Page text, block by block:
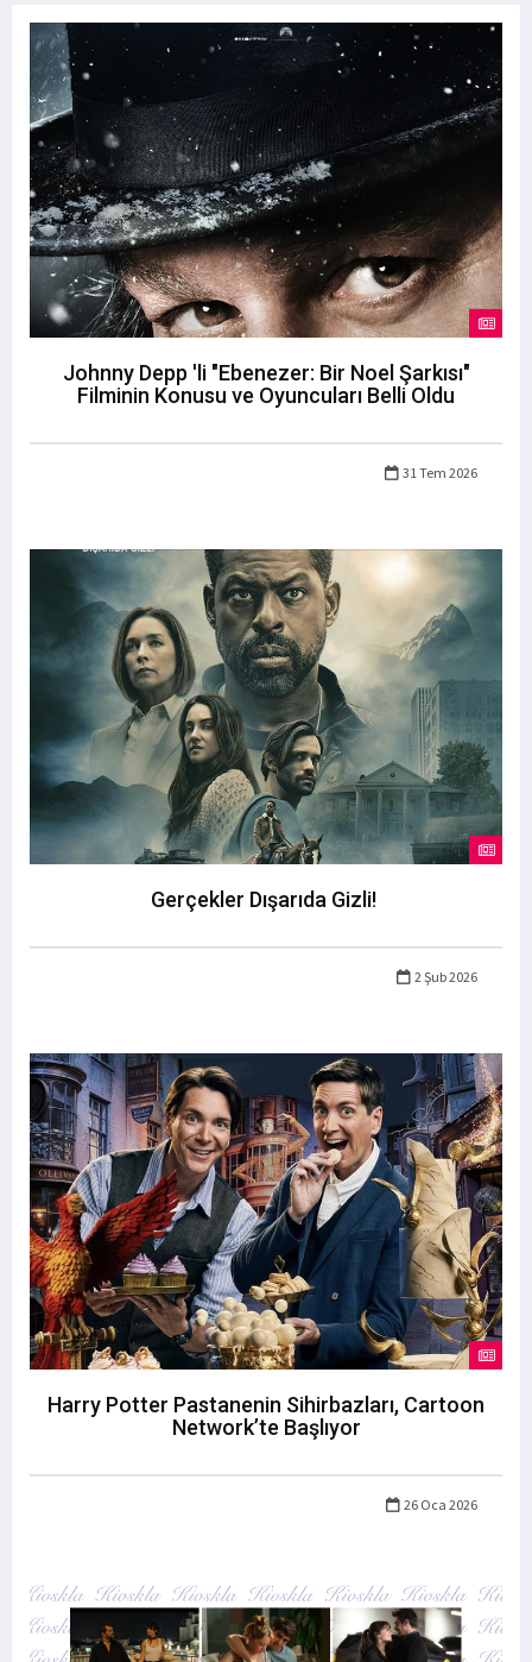
Johnny Depp 'li "Ebenezer: Bir Noel Şarkısı"
Filminin Konusu ve Oyuncuları Belli Oldu
31 Tem 2026
Gerçekler Dışarıda Gizli!
2 Şub 2026
Harry Potter Pastanenin Sihirbazları, Cartoon
Network’te Başlıyor
26 Oca 2026